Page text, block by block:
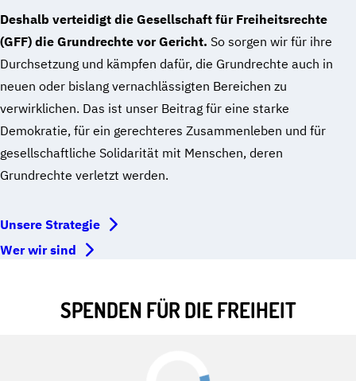
Deshalb verteidigt die Gesellschaft für Freiheitsrechte
(GFF) die Grundrechte vor Gericht. So sorgen wir für ihre
Durchsetzung und kämpfen dafür, die Grundrechte auch in
neuen oder bislang vernachlässigten Bereichen zu
verwirklichen. Das ist unser Beitrag für eine starke
Demokratie, für ein gerechteres Zusammenleben und für
gesellschaftliche Solidarität mit Menschen, deren
Grundrechte verletzt werden.
Unsere Strategie
Wer wir sind
SPENDEN FÜR DIE FREIHEIT